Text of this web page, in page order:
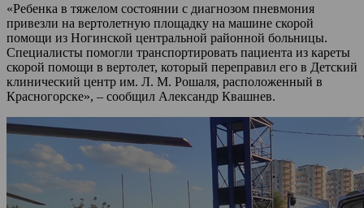
«Ребенка в тяжелом состоянии с диагнозом пневмония
привезли на вертолетную площадку на машине скорой
помощи из Ногинской центральной районной больницы.
Специалисты помогли транспортировать пациента из кареты
скорой помощи в вертолет, который переправил его в Детский
клинический центр им. Л. М. Рошаля, расположенный в
Красногорске», – сообщил Александр Квашнев.